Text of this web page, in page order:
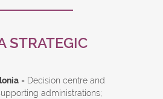
STRATEGIC
= Decision centre and
administrations;